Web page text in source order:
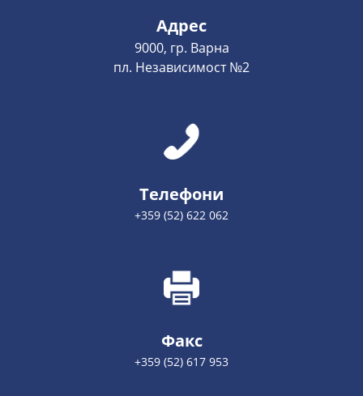
Адрес
9000, гр. Варна
пл. Независимост №2
Телефони
+359 (52) 622 062
Факс
+359 (52) 617 953